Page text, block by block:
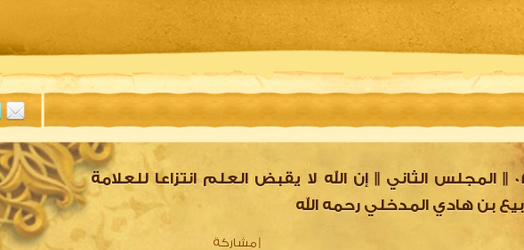
الشيخ المكتبة المقروءة المكتبة الصوتية المكتبة المرئية
02 || المجلس الثاني || إن الله لا يقبض العلم انتزاعا للعلامة
بن هادي المدخلي رحمه الله
مشاركة